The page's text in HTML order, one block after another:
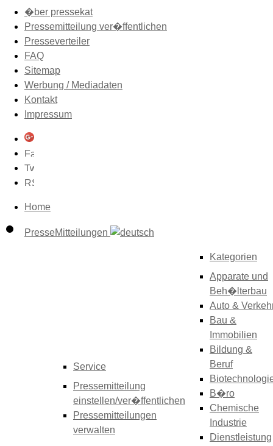
�ber pressekat
Pressemitteilung ver�ffentlichen
Presseverteiler
FAQ
Sitemap
Werbung / Mediadaten
Kontakt
Impressum
Home
PresseMitteilungen
Service
Pressemitteilung
einstellen/ver�ffentlichen
Pressemitteilungen
verwalten
Kategorien
Apparate und
Beh�lterbau
Auto &
Bau &
Immobilien
Bildung &
Beruf
B�ro
Chemische
Industrie
Dienstleistung